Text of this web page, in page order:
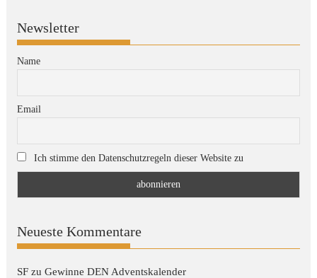
Newsletter
Name
Email
Ich stimme den Datenschutzregeln dieser Website zu
Neueste Kommentare
SF zuGewinne DEN Adventskalender